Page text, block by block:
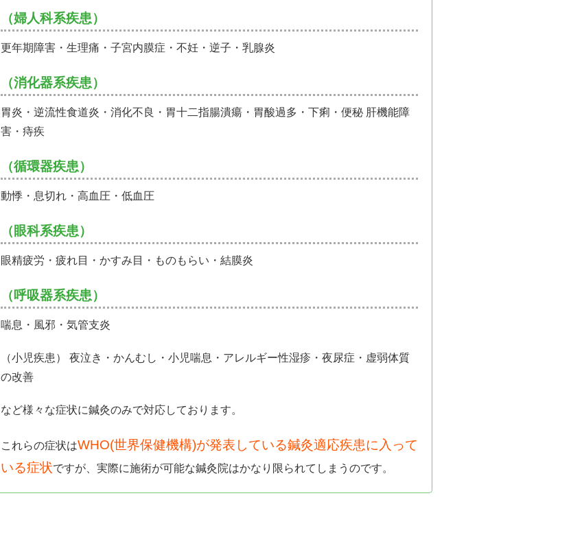
（婦人科系疾患）
更年期障害・生理痛・子宮内膜症・不妊・逆子・乳腺炎
（消化器系疾患）
胃炎・逆流性食道炎・消化不良・胃十二指腸潰瘍・胃酸過多・下痢・便秘 肝機能障
害・痔疾
（循環器疾患）
動悸・息切れ・高血圧・低血圧
（眼科系疾患）
眼精疲労・疲れ目・かすみ目・ものもらい・結膜炎
（呼吸器系疾患）
喘息・風邪・気管支炎
（小児疾患） 夜泣き・かんむし・小児喘息・アレルギー性湿疹・夜尿症・虚弱体質
の改善
など様々な症状に鍼灸のみで対応しております。
これらの症状はWHO(世界保健機構)が発表している鍼灸適応疾患に入って
いる症状ですが、実際に施術が可能な鍼灸院はかなり限られてしまうのです。